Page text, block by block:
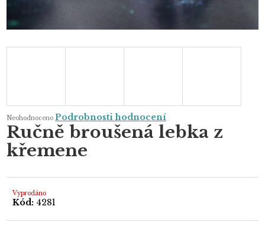
Průměrné
hodnocení
produktu
je
0,0
z
Neohodnoceno Podrobnosti hodnocení
Ručně broušená lebka z
křemene
Vyprodáno
Kód: 4281